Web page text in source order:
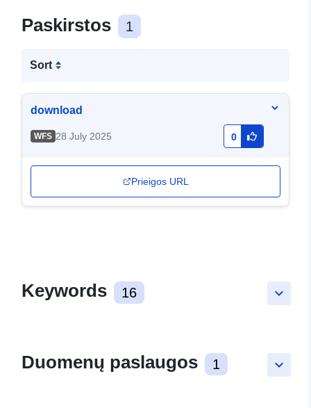
Paskirstos 1
Sort
download
WFS 28 July 2025 0
Prieigos URL
keyboard_arrow_down
Keywords 16
keyboard_arrow_down
Duomenų paslaugos 1